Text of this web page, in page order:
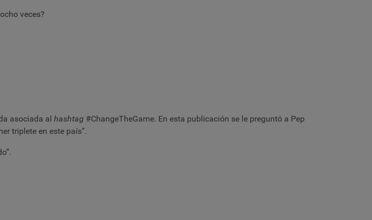
veces?
asociada al hashtag #ChangeTheGame. En esta publicación se le preguntó a Pep
triplete en este país”.